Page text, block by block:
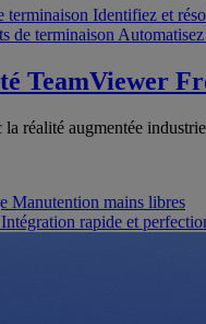
terminaison Identifiez et
de terminaison
TeamViewer
réalité augmentée
Manutention mains libres
Intégration rapide et